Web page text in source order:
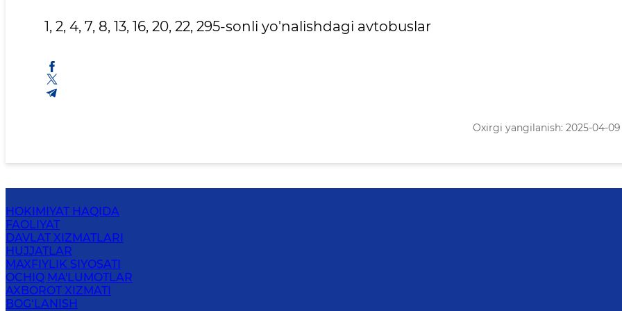
1, 2, 4, 7, 8, 13, 16, 20, 22, 295-sonli yo'nalishdagi avtobuslar
Oxirgi yangilanish: 2025-04-09
HOKIMIYAT HAQIDA
FAOLIYAT
DAVLAT XIZMATLARI
HUJJATLAR
MAXFIYLIK SIYOSATI
OCHIQ MA'LUMOTLAR
AXBOROT XIZMATI
BOG‘LANISH